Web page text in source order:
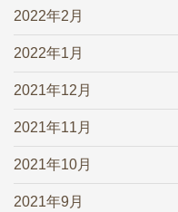
2022年2月
2022年1月
2021年12月
2021年11月
2021年10月
2021年9月